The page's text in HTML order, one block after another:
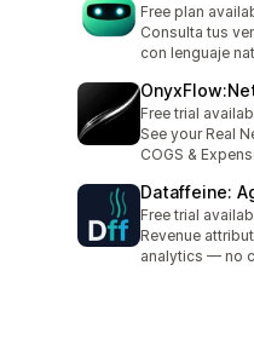
Free plan
Consulta tus
con lenguaje
Free trial
See your Real
COGS &
Dataffeine:
Free trial
Revenue
analytics — no